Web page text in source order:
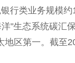
行类业务规模
"生态系统碳汇
区第一。截至